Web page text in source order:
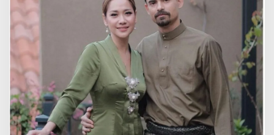
n
i
1
0
F
o
t
o
M
e
s
r
a